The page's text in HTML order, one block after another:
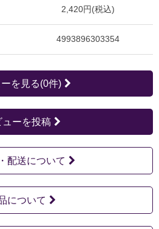
2,420円(税込)
4993896303354
ーを見る(0件)
ューを投稿
配送について
について